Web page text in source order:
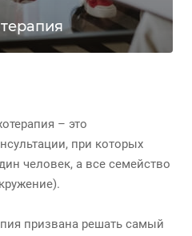
– это
при которых
человек, а все семейство
призвана решать самый